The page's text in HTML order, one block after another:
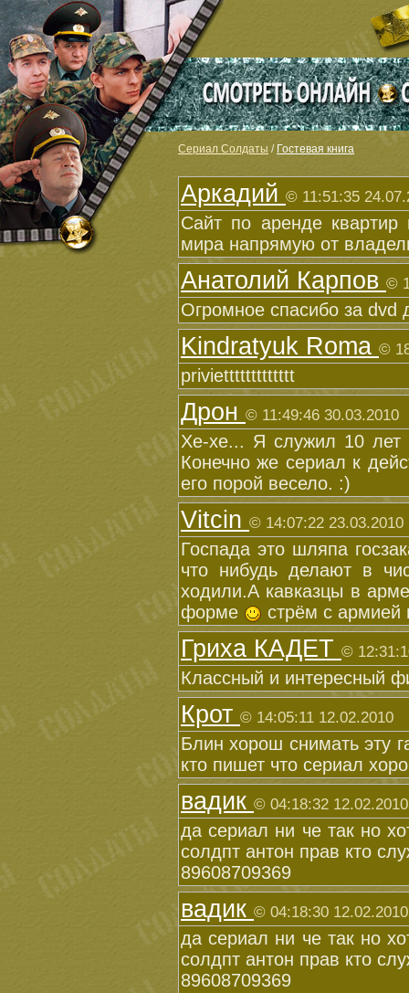
Сериал Солдаты / Гостевая книга
Аркадий © 11:51:35
Сайт по аренде
мира напрямую от
Анатолий Карпов ©
Огромное спасибо за dvd
Kindratyuk Roma ©
priviettttttttttttt
Дрон © 11:49:46 30.03.2010
Хе-хе... Я служил 10
Конечно же сериал к
его порой весело. :)
Vitcin © 14:07:22 23.03.2010
Госпада это шляпа
что нибудь делают в
ходили.А кавказцы в
форме
стрём с армией
Гриха КАДЕТ ©
Классный и интересный
Крот © 14:05:11 12.02.2010
Блин хорош снимать эту
кто пишет что сериал
вадик © 04:18:32 12.02.2010
да сериал ни че так но
солдпт антон прав кто
89608709369
вадик © 04:18:30 12.02.2010
да сериал ни че так но
солдпт антон прав кто
89608709369